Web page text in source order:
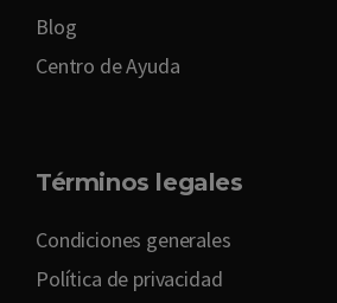
Blog
Centro de Ayuda
Términos legales
Condiciones generales
Política de privacidad